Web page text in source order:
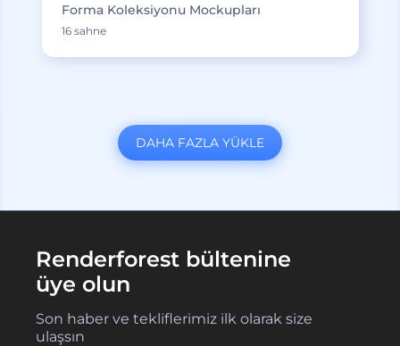
Forma Koleksiyonu Mockupları
16 sahne
DAHA FAZLA YÜKLE
Renderforest bültenine
üye olun
Son haber ve tekliflerimiz ilk olarak size
ulaşsın